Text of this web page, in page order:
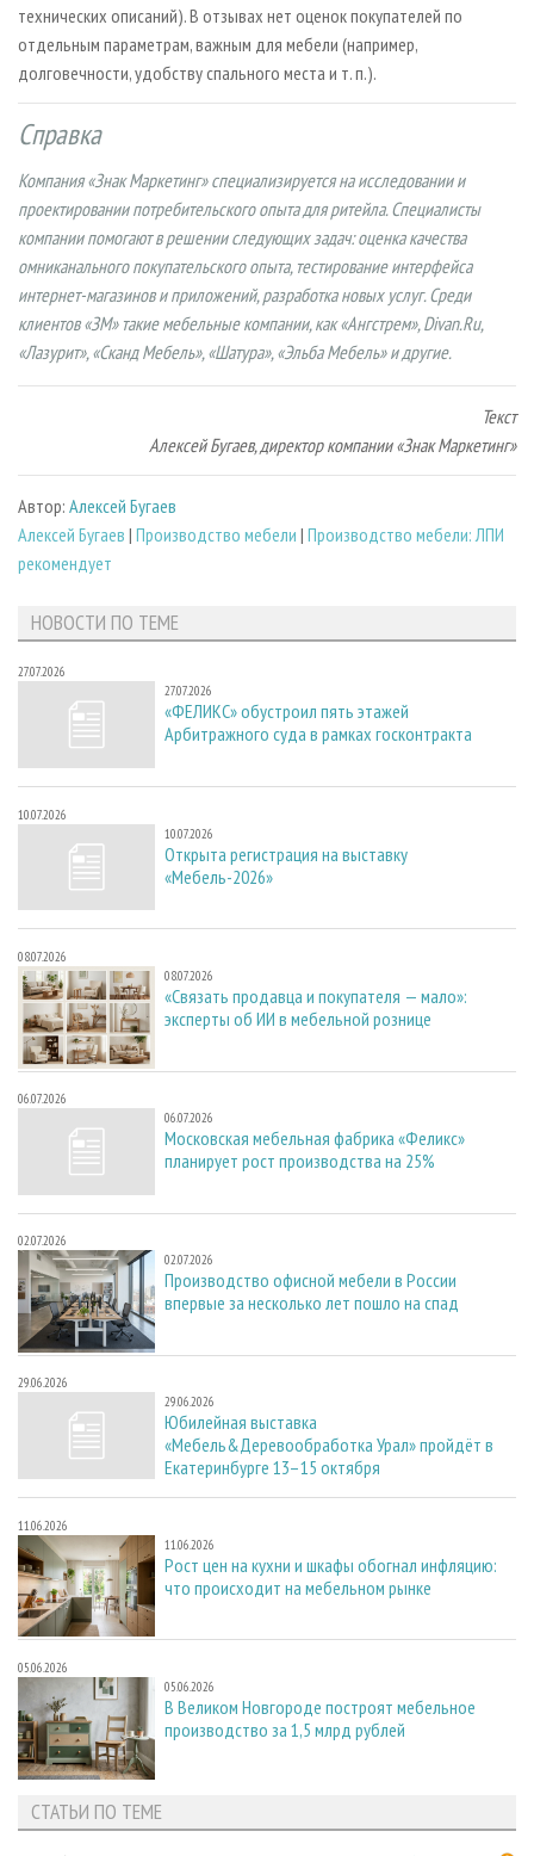
технических описаний). В отзывах нет оценок покупателей по
отдельным параметрам, важным для мебели (например,
долговечности, удобству спального места и т. п.).
Справка
Компания «Знак Маркетинг» специализируется на исследовании и
проектировании потребительского опыта для ритейла. Специалисты
компании помогают в решении следующих задач: оценка качества
омниканального покупательского опыта, тестирование интерфейса
интернет-магазинов и приложений, разработка новых услуг. Среди
клиентов «ЗМ» такие мебельные компании, как «Ангстрем», Divan.Ru,
«Лазурит», «Сканд Мебель», «Шатура», «Эльба Мебель» и другие.
Текст
Алексей Бугаев, директор компании «Знак Маркетинг»
Автор: Алексей Бугаев
Алексей Бугаев | Производство мебели | Производство мебели: ЛПИ
рекомендует
НОВОСТИ ПО ТЕМЕ
27.07.2026
27.07.2026
«ФЕЛИКС» обустроил пять этажей
Арбитражного суда в рамках госконтракта
10.07.2026
10.07.2026
Открыта регистрация на выставку
«Мебель-2026»
08.07.2026
08.07.2026
«Связать продавца и покупателя — мало»:
эксперты об ИИ в мебельной рознице
06.07.2026
06.07.2026
Московская мебельная фабрика «Феликс»
планирует рост производства на 25%
02.07.2026
02.07.2026
Производство офисной мебели в России
впервые за несколько лет пошло на спад
29.06.2026
29.06.2026
Юбилейная выставка
«Мебель&Деревообработка Урал» пройдёт в
Екатеринбурге 13–15 октября
11.06.2026
11.06.2026
Рост цен на кухни и шкафы обогнал инфляцию:
что происходит на мебельном рынке
05.06.2026
05.06.2026
В Великом Новгороде построят мебельное
производство за 1,5 млрд рублей
СТАТЬИ ПО ТЕМЕ